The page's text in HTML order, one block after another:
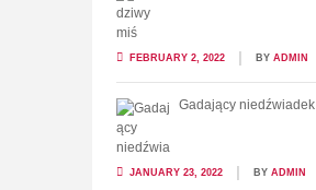
FEBRUARY 2, 2022 BY ADMIN
Gadający niedźwiadek
JANUARY 23, 2022 BY ADMIN